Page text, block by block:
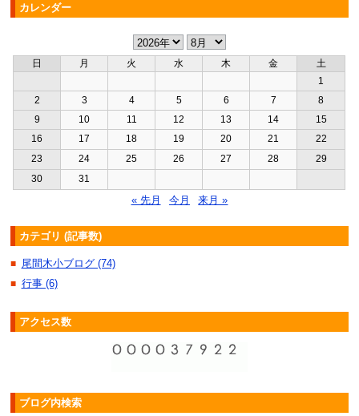
カレンダー
日 月 火 水 木 金
土
1
2
3 4 5 6 7
8
9
10 11 12 13 14
15
16
17 18 19 20 21
22
23
24 25 26 27 28
29
30
31
« 先月 今月 来月 »
カテゴリ (記事数)
■ 尾間木小ブログ (74)
■ 行事 (6)
アクセス数
ブログ内検索